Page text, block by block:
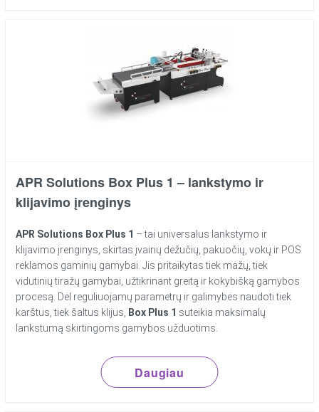
APR Solutions Box Plus 1 – lankstymo ir
klijavimo įrenginys
APR Solutions Box Plus 1 – tai universalus lankstymo ir
klijavimo įrenginys, skirtas įvairių dėžučių, pakuočių, vokų ir POS
reklamos gaminių gamybai. Jis pritaikytas tiek mažų, tiek
vidutinių tiražų gamybai, užtikrinant greitą ir kokybišką gamybos
procesą. Dėl reguliuojamų parametrų ir galimybės naudoti tiek
karštus, tiek šaltus klijus,
Box Plus 1 suteikia maksimalų
lankstumą skirtingoms gamybos užduotims.
Daugiau